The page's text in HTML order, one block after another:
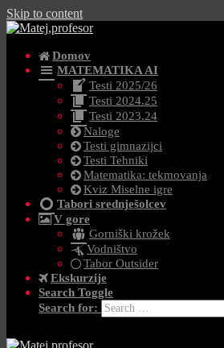
Skip to content
Domov
MATEMATIKA AI
Testi 2025/26
Testi 2024.25
Testi 2023.24
Naloge
Testi gimnazijci
Testi Tehniki
Matematika: tekmovanja
Kviz Miselne igre
Tabori srednješolcev
V gore
Gorniški krožek
Vodništvo
Tabor Outsider
Ekskurzije
Search Toggle
Search for: